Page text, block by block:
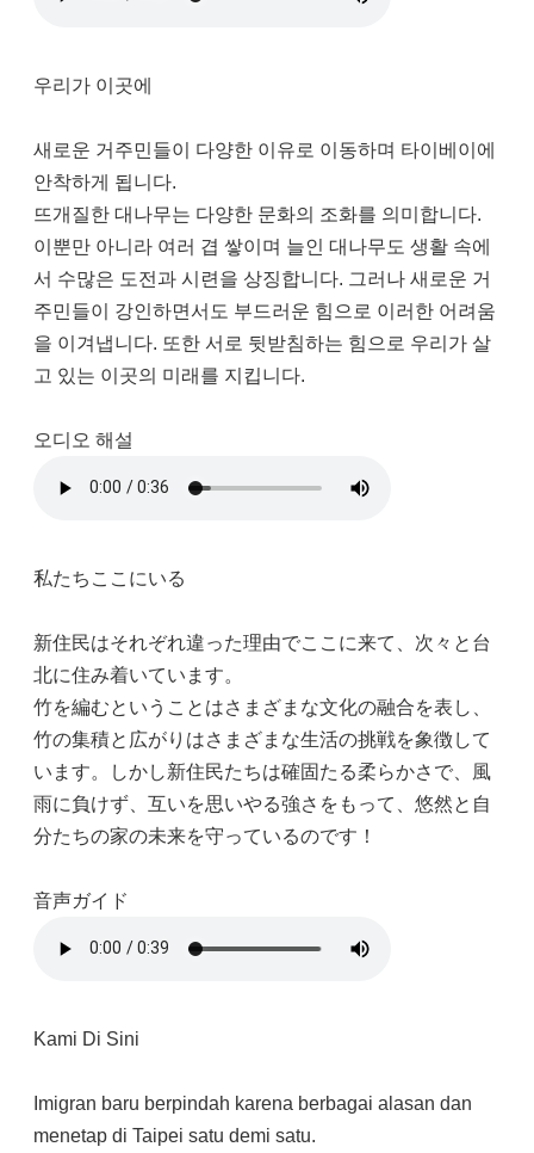
우리가 이곳에
새로운 거주민들이 다양한 이유로 이동하며 타이베이에
안착하게 됩니다.
뜨개질한 대나무는 다양한 문화의 조화를 의미합니다.
이뿐만 아니라 여러 겹 쌓이며 늘인 대나무도 생활 속에
서 수많은 도전과 시련을 상징합니다. 그러나 새로운 거
주민들이 강인하면서도 부드러운 힘으로 이러한 어려움
을 이겨냅니다. 또한 서로 뒷받침하는 힘으로 우리가 살
고 있는 이곳의 미래를 지킵니다.
오디오 해설
私たちここにいる
新住民はそれぞれ違った理由でここに来て、次々と台
北に住み着いています。
竹を編むということはさまざまな文化の融合を表し、
竹の集積と広がりはさまざまな生活の挑戦を象徴して
います。しかし新住民たちは確固たる柔らかさで、風
雨に負けず、互いを思いやる強さをもって、悠然と自
分たちの家の未来を守っているのです！
音声ガイド
Kami Di Sini
Imigran baru berpindah karena berbagai alasan dan
menetap di Taipei satu demi satu.